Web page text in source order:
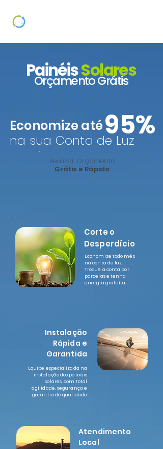
PainéisSolares
Orçamento Grátis
Economize até
na sua Conta de Luz
95%
Realizar Orçamento
Grátis e Rápido
Corte o
Desperdício
Economize todo mês
na conta de luz.
Troque a conta por
parcelas e tenha
energia gratuíta.
Instalação
Rápida e
Garantida
Equipe especializada na
instalação dos painéis
solares, com total
agilidade, segurança e
garantia de qualidade
Atendimento
Local